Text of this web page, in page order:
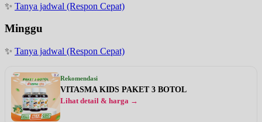
✨ Tanya jadwal (Respon Cepat)
Minggu
✨ Tanya jadwal (Respon Cepat)
Rekomendasi
VITASMA KIDS PAKET 3 BOTOL
Lihat detail & harga →